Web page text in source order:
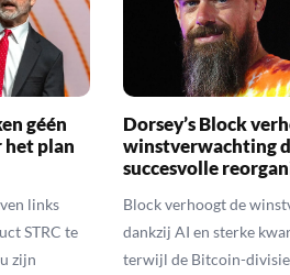
géén
het plan
links
STRC te
zijn
Dorsey’s Block
winstverwachting
succesvolle
Block verhoogt de
dankzij AI en sterke
terwijl de Bitcoin-